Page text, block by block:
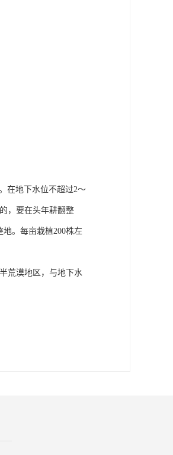
在地下水位不超过2～
，要在头年耕翻整
。每亩栽植200株左
荒漠地区，与地下水